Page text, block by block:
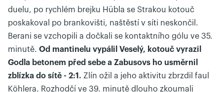
duelu, po rychlém brejku Hübla se Strakou kotouč
poskakoval po brankovišti, naštěstí v síti neskončil.
Berani se vzchopili a dočkali se kontaktního gólu ve 35.
minutě. Od mantinelu vypálil Veselý, kotouč vyrazil
Godla betonem před sebe a Zabusovs ho usměrnil
zblízka do sítě - 2:1. Zlín ožil a jeho aktivitu zbrzdil faul
Köhlera. Rozhodčí ve 39. minutě dlouho zkoumali